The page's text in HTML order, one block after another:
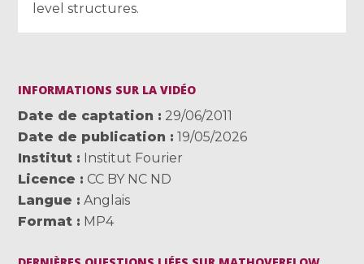
level structures.
INFORMATIONS SUR LA VIDÉO
Date de captation
29/06/2011
Date de publication
19/05/2026
Institut
Institut Fourier
Licence
CC BY NC ND
Langue
Anglais
Format
MP4